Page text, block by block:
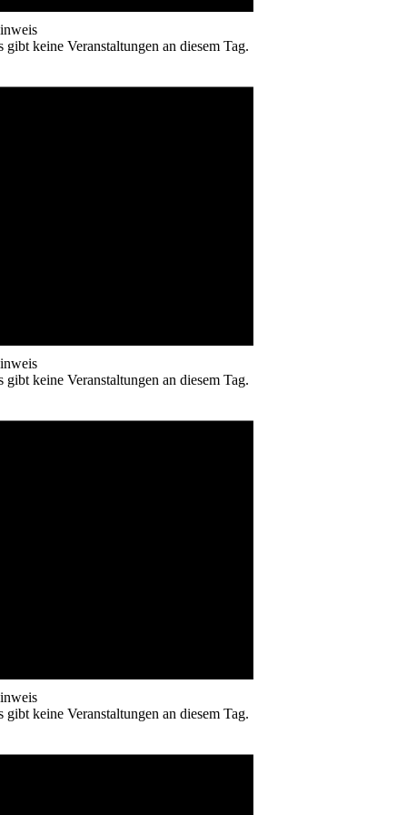
gibt keine Veranstaltungen an diesem Tag.
gibt keine Veranstaltungen an diesem Tag.
gibt keine Veranstaltungen an diesem Tag.